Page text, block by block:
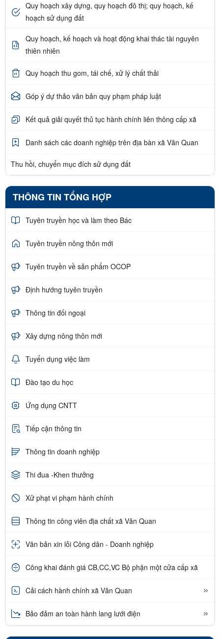
Quy hoạch xây dựng, quy hoạch đô thị; quy hoạch, kế
hoạch sử dụng đất
Quy hoạch, kế hoạch và hoạt động khai thác tài nguyên
thiên nhiên
Quy hoạch thu gom, tái chế, xử lý chất thải
Góp ý dự thảo văn bản quy phạm pháp luật
Kết quả giải quyết thủ tục hành chính liên thông cấp xã
Danh sách các doanh nghiệp trên địa bàn xã Văn Quan
Thu hồi, chuyển mục đích sử dụng đất
THÔNG TIN TỔNG HỢP
Tuyên truyền học và làm theo Bác
Tuyên truyền nông thôn mới
Tuyên truyền về sản phẩm OCOP
Định hướng tuyên truyền
Thông tin đối ngoại
Xây dựng nông thôn mới
Tuyển dụng việc làm
Đào tạo du học
Ứng dụng CNTT
Tiếp cận thông tin
Thông tin doanh nghiệp
Thi đua -Khen thưởng
Xử phạt vi phạm hành chính
Thông tin công viên địa chất xã Văn Quan
Văn bản xin lỗi Công dân - Doanh nghiệp
Công khai đánh giá CB,CC,VC Bộ phận một cửa cấp xã
Cải cách hành chính xã Văn Quan
Bảo đảm an toàn hành lang lưới điện